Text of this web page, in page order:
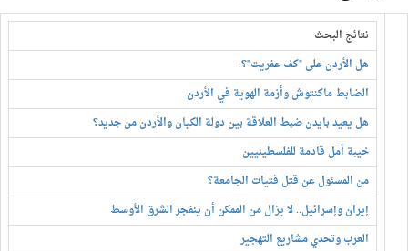
نتائج البحث
هل الأردن على "كف عفريت"؟!
الضابط ماكنتوش وأزمة الهوية في الأردن
هل يعيد بايدن ضبط العلاقة بين دولة الكيان والأردن من جديد؟
خيبة أمل قادمة للفلسطينيين
من المسئول عن قتل فتيات الجامعة؟
إيران وإسرائيل.. لا يزال من الممكن أن ينفجر الشرق الأوسط
العرب وتحدي مشاريع التهجير